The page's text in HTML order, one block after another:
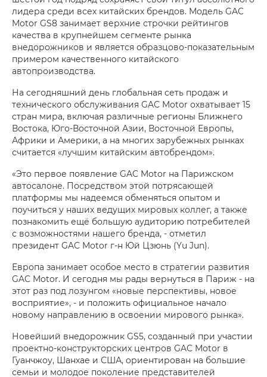
лидера среди всех китайских брендов. Модель GAC
Motor GS8 занимает верхние строчки рейтингов
качества в крупнейшем сегменте рынка
внедорожников и является образцово-показательным
примером качественного китайского
автопроизводства.
На сегодняшний день глобальная сеть продаж и
технического обслуживания GAC Motor охватывает 15
стран мира, включая различные регионы Ближнего
Востока, Юго-Восточной Азии, Восточной Европы,
Африки и Америки, а на многих зарубежных рынках
считается «лучшим китайским автобрендом».
«Это первое появление GAC Motor на Парижском
автосалоне. Посредством этой потрясающей
платформы мы надеемся обменяться опытом и
поучиться у наших ведущих мировых коллег, а также
познакомить ещё большую аудиторию потребителей
с возможностями нашего бренда, - отметил
президент GAC Motor г-н Юй Цзюнь (Yu Jun).
Европа занимает особое место в стратегии развития
GAC Motor. И сегодня мы рады вернуться в Париж - на
этот раз под лозунгом «новые перспективы, новое
восприятие», - и положить официальное начало
новому направлению в освоении мирового рынка».
Новейший внедорожник GS5, созданный при участии
проектно-конструкторских центров GAC Motor в
Гуанчжоу, Шанхае и США, ориентирован на большие
семьи и молодое поколение представителей